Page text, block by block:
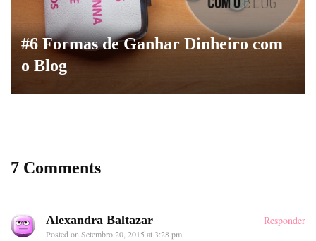
#6 Formas de Ganhar Dinheiro com
o Blog
7 Comments
Alexandra Baltazar
Posted onSetembro 20, 2015 at 3:28 pm
Responder